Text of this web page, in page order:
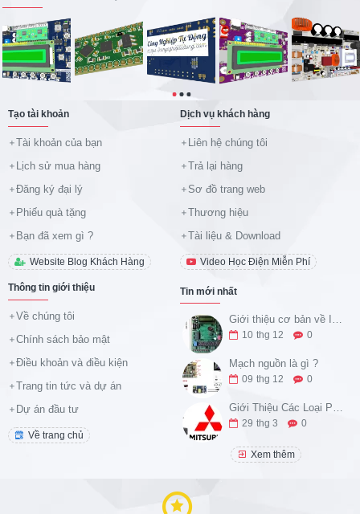
Tạo tài khoản
Tài khoản của bạn
Lịch sử mua hàng
Đăng ký đại lý
Phiếu quà tặng
Bạn đã xem gì ?
Website Blog Khách Hàng
Dịch vụ khách hàng
Liên hệ chúng tôi
Trả lại hàng
Sơ đồ trang web
Thương hiệu
Tài liệu & Download
Video Học Điện Miễn Phí
Thông tin giới thiệu
Về chúng tôi
Chính sách bảo mật
Điều khoản và điều kiện
Trang tin tức và dự án
Dự án đầu tư
Về trang chủ
Tin mới nhất
10 thg 12 0
Mạch nguồn là gì ?
09 thg 12 0
29 thg 3 0
Xem thêm